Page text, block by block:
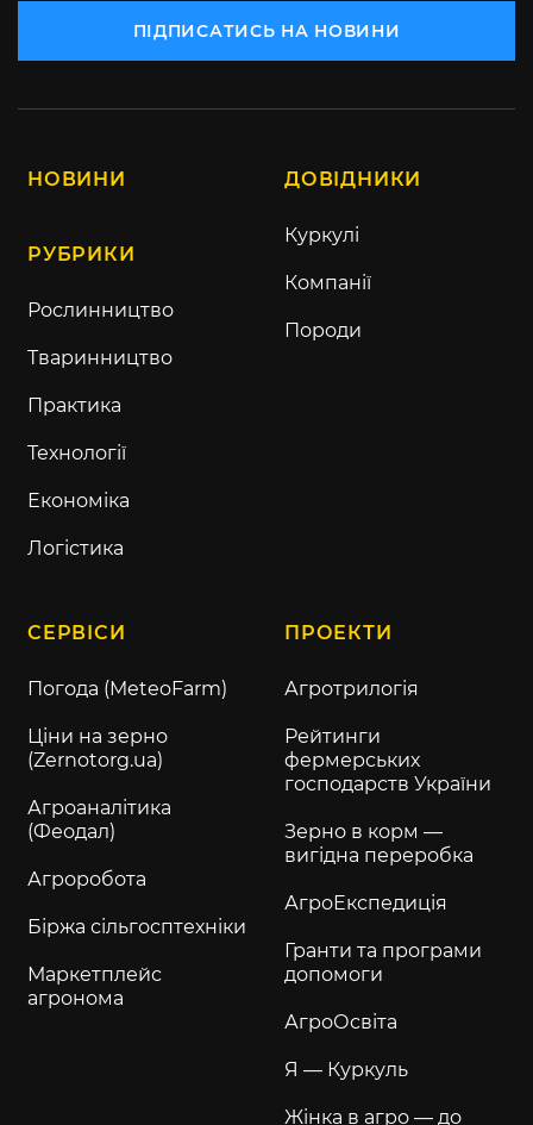
ПІДПИСАТИСЬ НА НОВИНИ
НОВИНИ
РУБРИКИ
Рослинництво
Тваринництво
Практика
Технології
Економіка
Логістика
ДОВІДНИКИ
Куркулі
Компанії
Породи
СЕРВІСИ
Погода (MeteoFarm)
Ціни на зерно
(Zernotorg.ua)
Агроаналітика
(Феодал)
Агроробота
Біржа сільгосптехніки
Маркетплейс
агронома
ПРОЕКТИ
Агротрилогія
Рейтинги
фермерських
господарств України
Зерно в корм —
вигідна переробка
АгроЕкспедиція
Гранти та програми
допомоги
АгроОсвіта
Я — Куркуль
Жінка в агро — до